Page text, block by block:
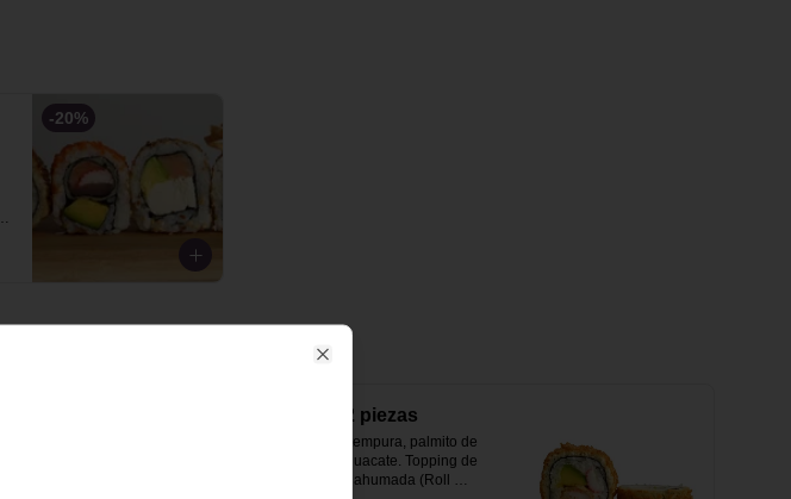
-20%
Sinari - 12 piezas
Langostinos tempura, palmito de
cangrejo y aguacate. Topping de
salsa teriyaki ahumada (Roll